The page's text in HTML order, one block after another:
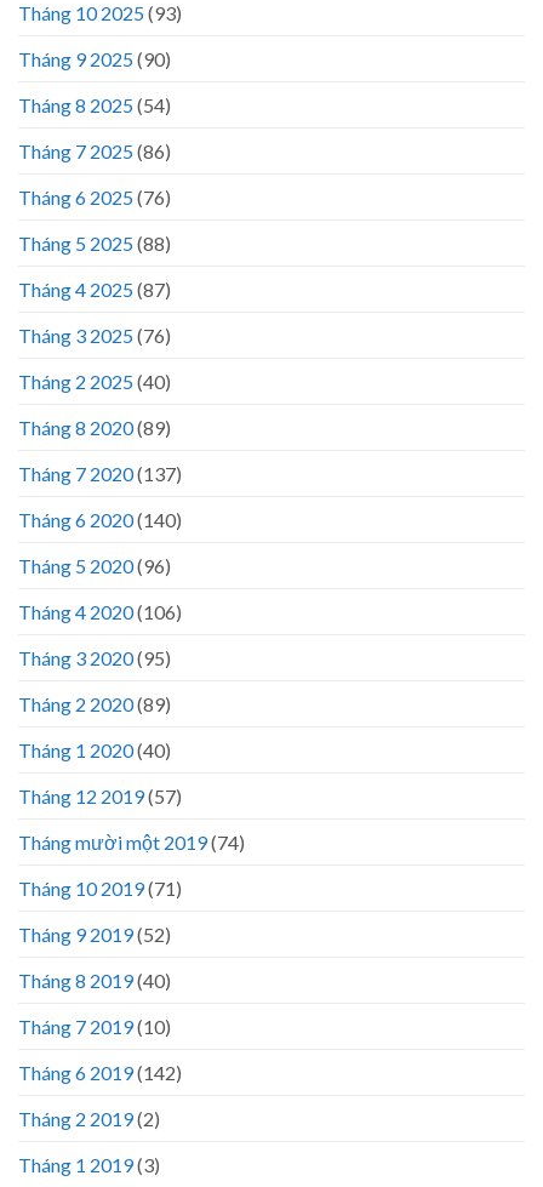
Tháng 10 2025(93)
Tháng 9 2025(90)
Tháng 8 2025(54)
Tháng 7 2025(86)
Tháng 6 2025(76)
Tháng 5 2025(88)
Tháng 4 2025(87)
Tháng 3 2025(76)
Tháng 2 2025(40)
Tháng 8 2020(89)
Tháng 7 2020(137)
Tháng 6 2020(140)
Tháng 5 2020(96)
Tháng 4 2020(106)
Tháng 3 2020(95)
Tháng 2 2020(89)
Tháng 1 2020(40)
Tháng 12 2019(57)
Tháng mười một 2019(74)
Tháng 10 2019(71)
Tháng 9 2019(52)
Tháng 8 2019(40)
Tháng 7 2019(10)
Tháng 6 2019(142)
Tháng 2 2019(2)
Tháng 1 2019(3)